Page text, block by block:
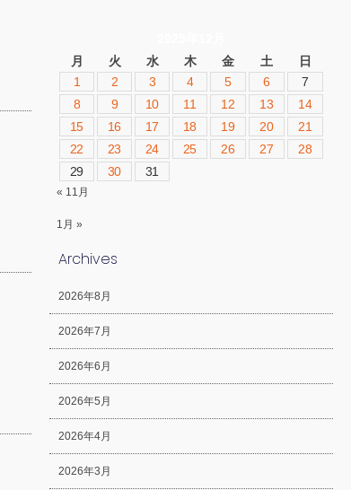
月
火 水 木 金 土
日
1
2 3 4 5 6
7
8
9 10 11 12 13
14
15
16 17 18 19 20
21
22
23 24 25 26 27
28
29
30 31
« 11月
1月 »
Archives
2026年8月
2026年7月
2026年6月
2026年5月
2026年4月
2026年3月